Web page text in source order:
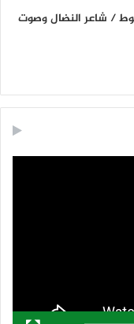
/ شاعر النضال وصوت